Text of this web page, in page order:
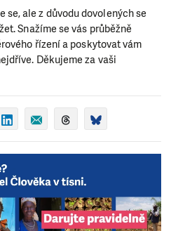
se, ale z důvodu dovolených se
Snažíme se vás průběžně
řízení a poskytovat vám
Děkujeme za vaši